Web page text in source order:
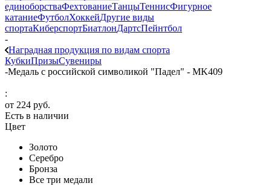
единоборстваФехтованиеТанцыТеннисФигурное
катаниеФутболХоккейДругие виды
спортаКиберспортБиатлонДартсПейнтбол
-
Наградная продукция по видам спорта
КубкиПризыСувениры
-Медаль с российской символикой "Падел" - MK409
:
от 224 руб.
Есть в наличии
Цвет
Золото
Серебро
Бронза
Все три медали